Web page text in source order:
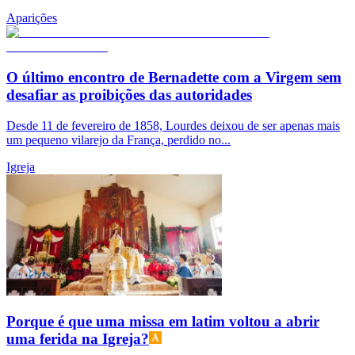
Aparições
O último encontro de Bernadette com a Virgem sem
desafiar as proibições das autoridades
Desde 11 de fevereiro de 1858, Lourdes deixou de ser apenas mais
um pequeno vilarejo da França, perdido no...
Igreja
Porque é que uma missa em latim voltou a abrir
uma ferida na Igreja?